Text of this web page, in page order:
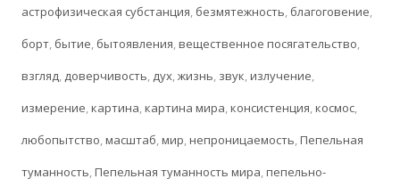
астрофизическая субстанция, безмятежность, благоговение,
борт, бытие, бытоявления,вещественное посягательство,
взгляд, доверчивость, дух,жизнь, звук,излучение,
измерение,картина,картина мира,консистенция,космос,
любопытство,масштаб,мир,непроницаемость,Пепельная
туманность,Пепельная туманность мира,пепельно-